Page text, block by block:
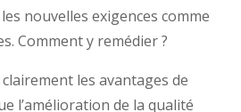
nouvelles exigences comme
Comment y remédier ?
les avantages de
l’amélioration de la qualité